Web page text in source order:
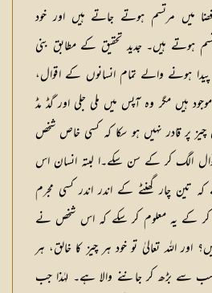
میں مرتسم ہوتے جاتے ہیں اور خود
ہوتے ہیں۔ جدید تحقیق کے مطابق بنی
والے تمام انسانوں کے اقوال،
ہیں مگر وہ آپس میں ملی جلی اور گڈ مڈ
پر قادر نہیں ہو سکا کہ کسی خاص شخص
الگ کر کے سن سکے۔ا لبتہ انسان اس
تین چار گھنٹے کے اندر اندر کسی مجرم
کر کے یہ معلوم کر سکے کہ اس شخص نے
اور اللہ تعالیٰ تو خود ہر چیز کا خالق، ہر
سے بڑھ کر جاننے والا ہے۔ لہٰذا جب